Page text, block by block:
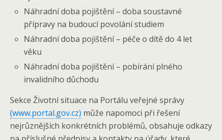
Náhradní doba pojištění – doba soustavné
přípravy na budoucí povolání studiem
Náhradní doba pojištění – péče o dítě do 4 let
věku
Náhradní doba pojištění – pobírání plného
invalidního důchodu
Sekce Životní situace na Portálu veřejné správy
(www.portal.gov.cz) může napomoci při řešení
nejrůznějších konkrétních problémů, obsahuje odkazy